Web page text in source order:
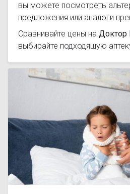
вы можете посмотреть
предложения или аналоги
Сравнивайте цены на Доктор
выбирайте подходящую